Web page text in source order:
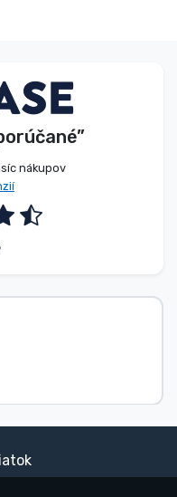
nákupov